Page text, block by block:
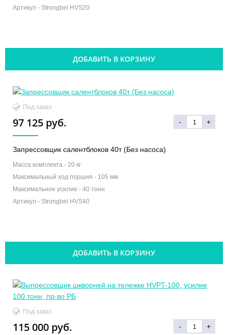
Артикул - Strongbel HVS20
ДОБАВИТЬ В КОРЗИНУ
Под заказ
97 125 руб. - +
Запрессовщик салентблоков 40т (Без насоса)
Масса комплекта - 20 кг
Максимальный ход поршня - 105 мм
Максимальное усилие - 40 тонн
Артикул - Strongbel HVS40
ДОБАВИТЬ В КОРЗИНУ
Под заказ
115 000 руб. - +